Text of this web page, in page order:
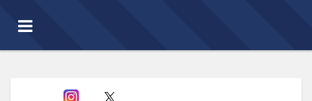
Toggle
navigation